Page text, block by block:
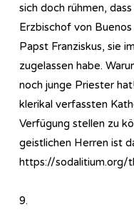
sich doch rühmen,
Erzbischof von
Papst Franziskus, sie
zugelassen habe.
noch junge Priester
klerikal verfassten
Verfügung stellen zu
geistlichen Herren ist
https://sodalitium.org/
9.